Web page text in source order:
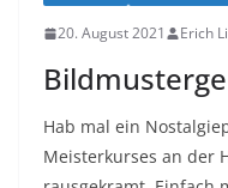
20. August 2021 Erich
Hab mal ein
Meisterkurses an der